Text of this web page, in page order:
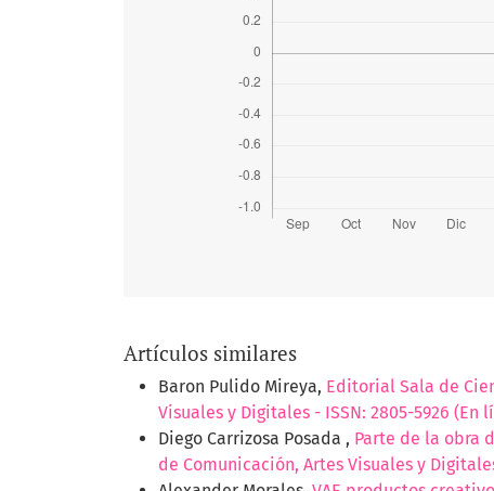
Artículos similares
Baron Pulido Mireya, Editorial Sala de
Visuales y Digitales - ISSN: 2805-5926 (En
Diego Carrizosa Posada , Parte de la obra
de Comunicación, Artes Visuales y